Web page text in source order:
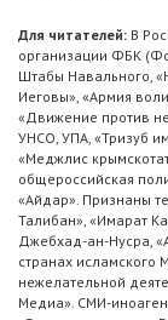
Для читателей: В
организации ФБК
Штабы Навального,
Иеговы», «Армия
«Движение против
УНСО, УПА, «Тризуб
«Меджлис
общероссийская
«Айдар». Признаны
Талибан», «Имарат
Джебхад-ан-Нусра,
странах исламского
нежелательной
Медиа». СМИ-